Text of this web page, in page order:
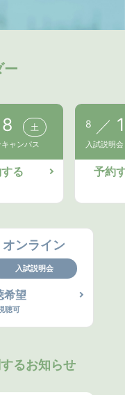
ー
8 土
ャンパス
る
8
入試説明会
予約
オンライン
入試説明会
希望
聴可
るお知らせ